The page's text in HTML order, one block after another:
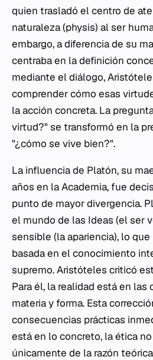
quien trasladó el centro de
naturaleza (physis) al ser
embargo, a diferencia de su
centraba en la definición
mediante el diálogo,
comprender cómo esas
la acción concreta. La
virtud?" se transformó en la
"¿cómo se vive bien?".
La influencia de Platón, su
años en la Academia, fue
punto de mayor divergencia.
el mundo de las Ideas (el ser
sensible (la apariencia), lo
basada en el conocimiento
supremo. Aristóteles criticó
Para él, la realidad está en las
materia y forma. Esta
consecuencias prácticas
está en lo concreto, la ética
únicamente de la razón